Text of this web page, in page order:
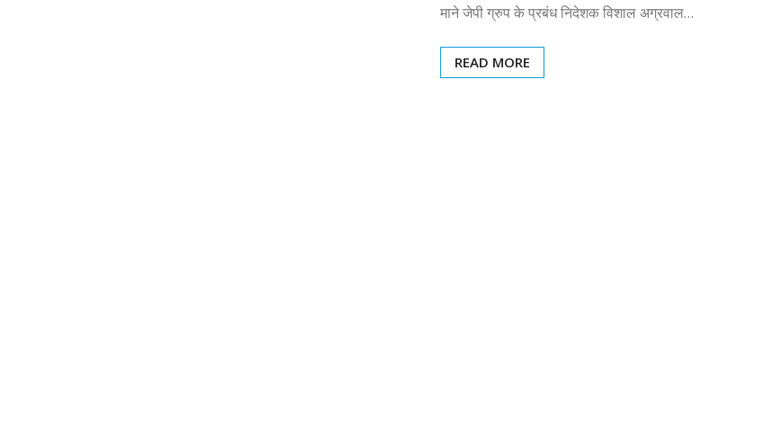
माने जेपी ग्रुप के प्रबंध निदेशक विशाल अग्रवाल…
READ MORE